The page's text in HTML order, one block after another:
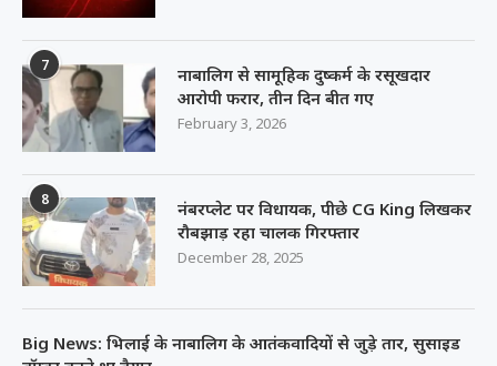
7
नाबालिग से सामूहिक दुष्कर्म के रसूखदार
आरोपी फरार, तीन दिन बीत गए
February 3, 2026
8
नंबरप्लेट पर विधायक, पीछे CG King लिखकर
रौबझाड़ रहा चालक गिरफ्तार
December 28, 2025
Big News: भिलाई के नाबालिग के आतंकवादियों से जुड़े तार, सुसाइड